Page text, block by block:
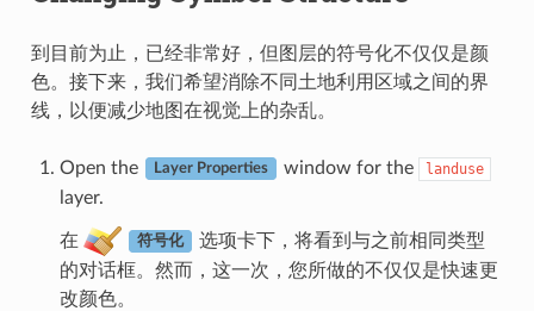
到目前为止，已经非常好，但图层的符号化不仅仅是颜
色。接下来，我们希望消除不同土地利用区域之间的界
线，以便减少地图在视觉上的杂乱。
Open the Layer Properties window for the landuse
layer.
在 符号化
选项卡下，将看到与之前相同类型
的对话框。然而，这一次，您所做的不仅仅是快速更
改颜色。